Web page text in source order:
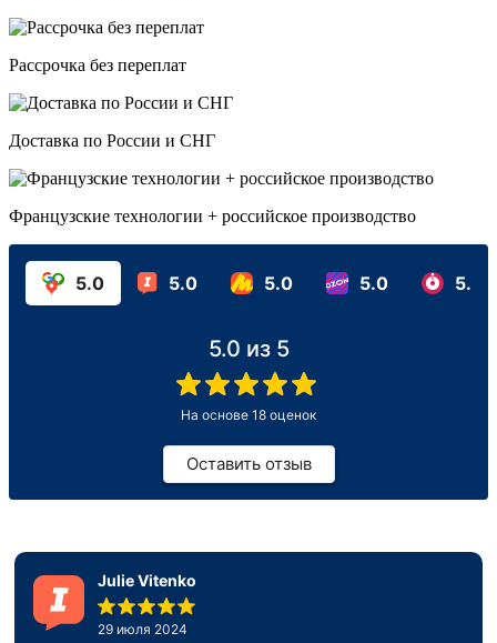
Рассрочка без переплат
Доставка по России и СНГ
Французские технологии + российское производство
5.0 5.0 5.0 5.0 5.0
5.0 из 5
На основе 18 оценок
Оставить отзыв
Julie Vitenko
29 июля 2024